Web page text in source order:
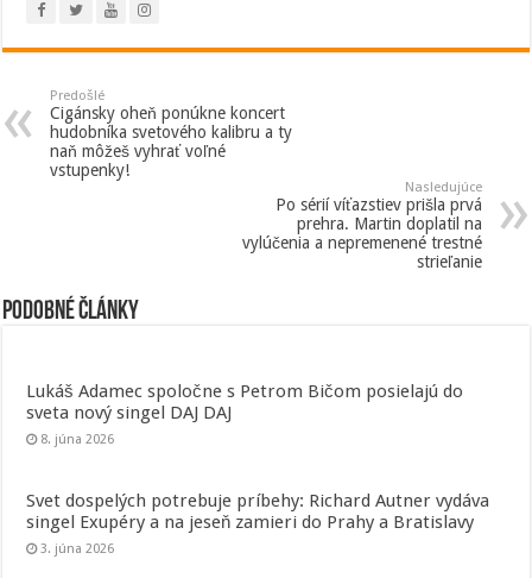
Predošlé
Cigánsky oheň ponúkne koncert
hudobníka svetového kalibru a ty
naň môžeš vyhrať voľné
vstupenky!
Nasledujúce
Po sérií víťazstiev prišla prvá
prehra. Martin doplatil na
vylúčenia a nepremenené trestné
strieľanie
Podobné články
Lukáš Adamec spoločne s Petrom Bičom posielajú do
sveta nový singel DAJ DAJ
8. júna 2026
Svet dospelých potrebuje príbehy: Richard Autner vydáva
singel Exupéry a na jeseň zamieri do Prahy a Bratislavy
3. júna 2026